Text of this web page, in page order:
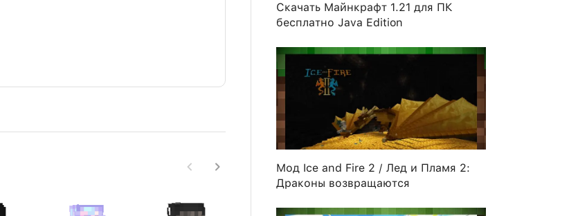
Скачать Майнкрафт 1.21 для ПК
бесплатно Java Edition
Мод Ice and Fire 2 / Лед и Пламя 2:
Драконы возвращаются